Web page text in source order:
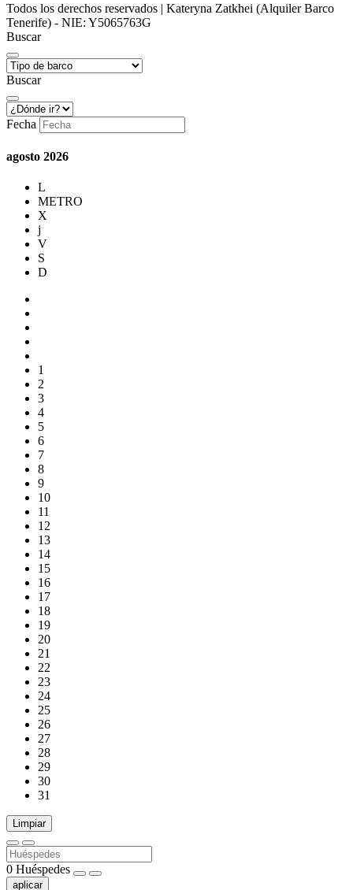
Todos los derechos reservados | Kateryna Zatkhei (Alquiler Barco
Tenerife) - NIE: Y5065763G
Buscar
Buscar
Fecha
agosto 2026
L
METRO
X
j
V
S
D
1
2
3
4
5
6
7
8
9
10
11
12
13
14
15
16
17
18
19
20
21
22
23
24
25
26
27
28
29
30
31
Limpiar
0 Huéspedes
aplicar